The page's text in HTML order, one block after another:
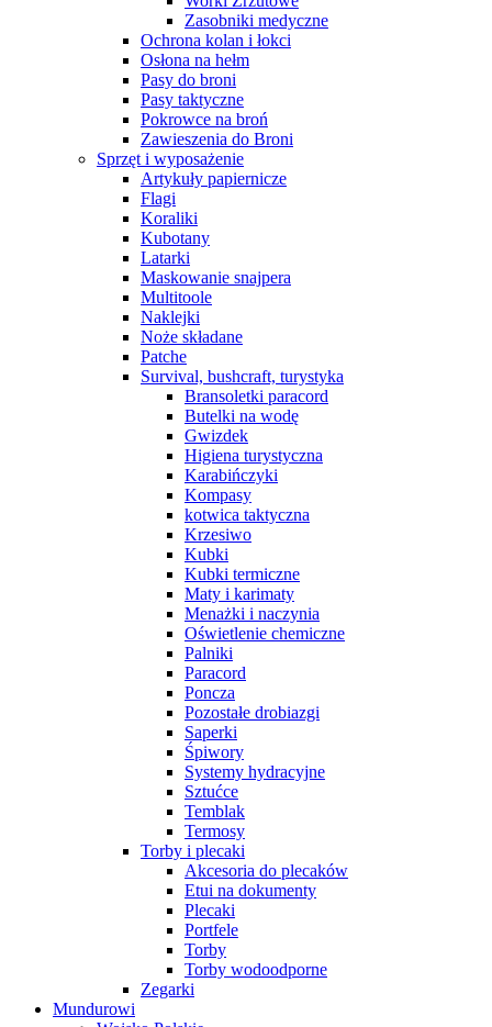
Zasobniki medyczne
Ochrona kolan i łokci
Osłona na hełm
Pasy do broni
Pasy taktyczne
Pokrowce na broń
Zawieszenia do Broni
Sprzęt i wyposażenie
Artykuły papiernicze
Flagi
Koraliki
Kubotany
Latarki
Maskowanie snajpera
Multitoole
Naklejki
Noże składane
Patche
Survival, bushcraft, turystyka
Bransoletki paracord
Butelki na wodę
Gwizdek
Higiena turystyczna
Karabińczyki
Kompasy
kotwica taktyczna
Krzesiwo
Kubki
Kubki termiczne
Maty i karimaty
Menażki i naczynia
Oświetlenie chemiczne
Palniki
Paracord
Poncza
Pozostałe drobiazgi
Saperki
Śpiwory
Systemy hydracyjne
Sztućce
Temblak
Termosy
Torby i plecaki
Akcesoria do plecaków
Etui na dokumenty
Plecaki
Portfele
Torby
Torby wodoodporne
Zegarki
Mundurowi